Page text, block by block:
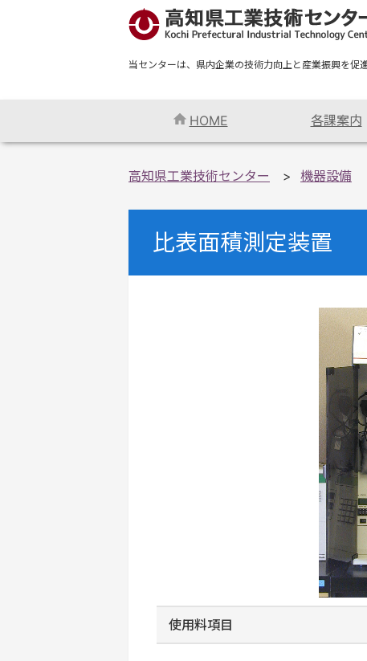
当センターは、県内企業の技術力向上と産業振興を促
HOME 各課案内
高知県工業技術センター 機器設備
比表面積測定装置
使用料項目